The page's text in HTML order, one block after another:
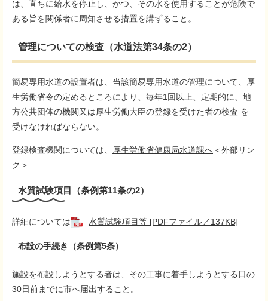
は、直ちに給水を停止し、かつ、その水を使用することが危険で
ある旨を関係者に周知させる措置を講ずること。
管理についての検査（水道法第34条の2）
簡易専用水道の設置者は、当該簡易専用水道の管理について、厚
生労働省令の定めるところにより、毎年1回以上、定期的に、地
方公共団体の機関又は厚生労働大臣の登録を受けた者の検査 を
受けなければならない。
登録検査機関については、 厚生労働省健康局水道課へ＜外部リン
ク＞
水質試験項目（条例第11条の2）
詳細については 水質試験項目等 [PDFファイル／137KB]
布設の手続き（条例第5条）
施設を布設しようとする者は、その工事に着手しようとする日の
30日前までに市へ届出すること。